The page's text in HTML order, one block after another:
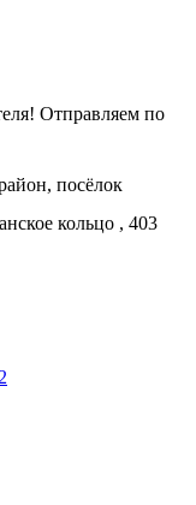
Отправляем по
посёлок
кольцо , 403